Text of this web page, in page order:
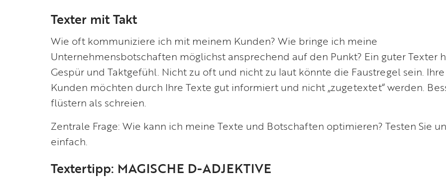
Texter mit Takt
Wie oft kommuniziere ich mit meinem Kunden? Wie bringe ich meine
Unternehmensbotschaften möglichst ansprechend auf den Punkt? Ein guter Texter
Gespür und Taktgefühl. Nicht zu oft und nicht zu laut könnte die Faustregel sein. Ihre
Kunden möchten durch Ihre Texte gut informiert und nicht „zugetextet“ werden.
flüstern als schreien.
Zentrale Frage: Wie kann ich meine Texte und Botschaften optimieren? Testen Sie
einfach.
Textertipp: MAGISCHE D-ADJEKTIVE